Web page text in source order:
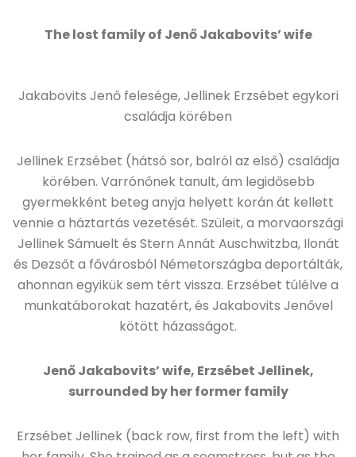
The lost family of Jenő Jakabovits’ wife
Jakabovits Jenő felesége, Jellinek Erzsébet egykori
családja körében
Jellinek Erzsébet (hátsó sor, balról az első) családja
körében. Varrónőnek tanult, ám legidősebb
gyermekként beteg anyja helyett korán át kellett
vennie a háztartás vezetését. Szüleit, a morvaországi
Jellinek Sámuelt és Stern Annát Auschwitzba, Ilonát
és Dezsőt a fővárosból Németországba deportálták,
ahonnan egyikük sem tért vissza. Erzsébet túlélve a
munkatáborokat hazatért, és Jakabovits Jenővel
kötött házasságot.
Jenő Jakabovits’ wife, Erzsébet Jellinek,
surrounded by her former family
Erzsébet Jellinek (back row, first from the left) with